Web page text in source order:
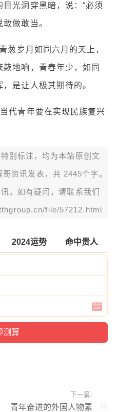
光洞穿黑暗，说：“必须
做敢当。
葱岁月如同六月的天上，
地响，青春年少，如同
是让人极其期待的。
代青年要在实现民族复兴
别标注，均为本站原创文
哥资讯 发表，共 2445个字。
，如有疑问，请联系我们
file/57212.html
2024运势 命中贵人
下一篇:
青年奋进的外国人物素